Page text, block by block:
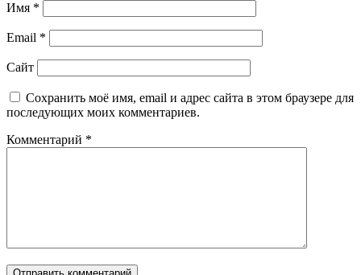
Имя *
Email *
Сайт
Сохранить моё имя, email и адрес сайта в этом браузере для
последующих моих комментариев.
Комментарий *